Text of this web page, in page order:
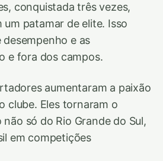
conquistada três vezes,
um patamar de elite. Isso
e as
e fora dos campos.
aumentaram a paixão
clube. Eles tornaram o
só do Rio Grande do Sul,
em competições